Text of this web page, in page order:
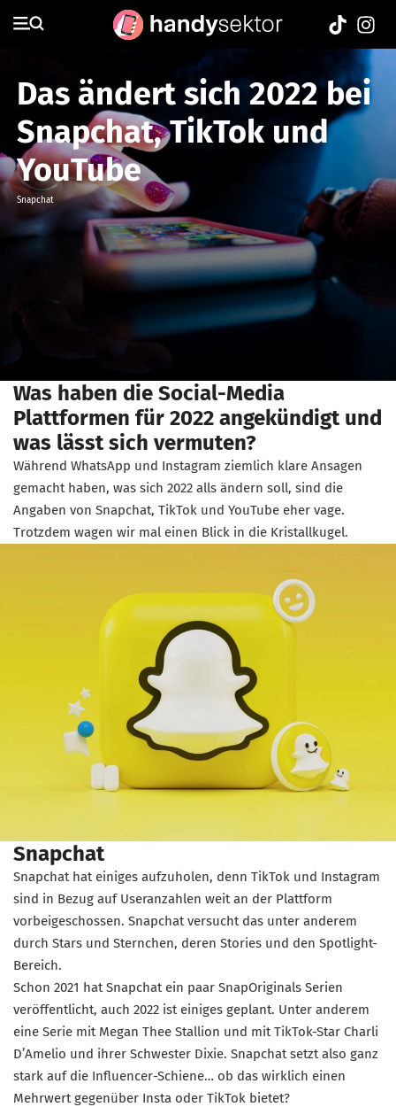
Das ändert sich 2022 bei
Snapchat, TikTok und
YouTube
Snapchat
Was haben die Social-Media
Plattformen für 2022 angekündigt und
was lässt sich vermuten?
Während WhatsApp und Instagram ziemlich klare Ansagen
gemacht haben, was sich 2022 alls ändern soll, sind die
Angaben von Snapchat, TikTok und YouTube eher vage.
Trotzdem wagen wir mal einen Blick in die Kristallkugel.
Snapchat
Snapchat hat einiges aufzuholen, denn TikTok und Instagram
sind in Bezug auf Useranzahlen weit an der Plattform
vorbeigeschossen. Snapchat versucht das unter anderem
durch Stars und Sternchen, deren Stories und den Spotlight-
Bereich.
Schon 2021 hat Snapchat ein paar SnapOriginals Serien
veröffentlicht, auch 2022 ist einiges geplant. Unter anderem
eine Serie mit Megan Thee Stallion und mit TikTok-Star Charli
D’Amelio und ihrer Schwester Dixie. Snapchat setzt also ganz
stark auf die Influencer-Schiene… ob das wirklich einen
Mehrwert gegenüber Insta oder TikTok bietet?